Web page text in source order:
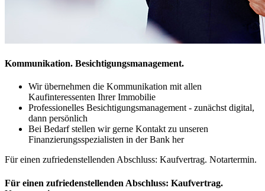
Kommunikation. Besichtigungsmanagement.
Wir übernehmen die Kommunikation mit allen
Kaufinteressenten Ihrer Immobilie
Professionelles Besichtigungsmanagement - zunächst digital,
dann persönlich
Bei Bedarf stellen wir gerne Kontakt zu unseren
Finanzierungsspezialisten in der Bank her
Für einen zufriedenstellenden Abschluss: Kaufvertrag. Notartermin.
Für einen zufriedenstellenden Abschluss: Kaufvertrag.